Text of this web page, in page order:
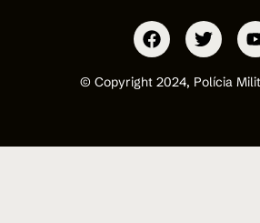
© Copyright 2024, Polícia